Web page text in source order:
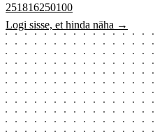
251816250100
Logi sisse, et hinda näha →